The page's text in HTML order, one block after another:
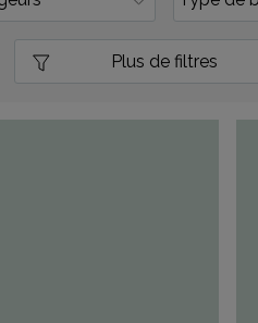
Plus de filtres